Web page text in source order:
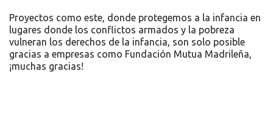
Proyectos como este, donde protegemos a la infancia en
lugares donde los conflictos armados y la pobreza
vulneran los derechos de la infancia, son solo posible
gracias a empresas como Fundación Mutua Madrileña,
¡muchas gracias!